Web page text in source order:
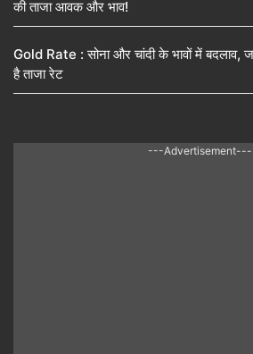
की ताजा आवक और भाव!
Gold Rate : सोना और चांदी के भावों में
है ताजा रेट
---Advertisement---